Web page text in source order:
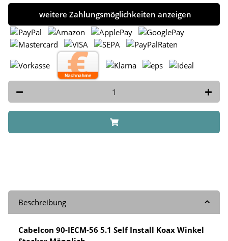
weitere Zahlungsmöglichkeiten anzeigen
Beschreibung
Cabelcon 90-IECM-56 5.1 Self Install Koax Winkel